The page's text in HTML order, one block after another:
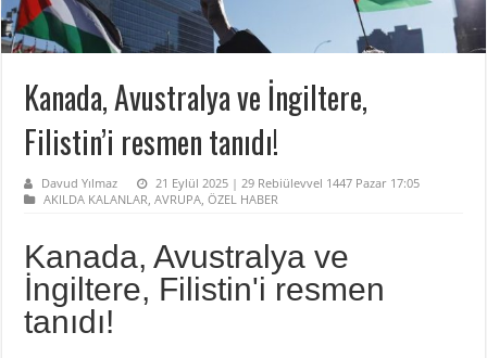
Kanada, Avustralya ve İngiltere,
Filistin’i resmen tanıdı!
Davud Yılmaz
21 Eylül 2025 | 29 Rebiülevvel 1447 Pazar 17:05
AKILDA KALANLAR,AVRUPA,ÖZEL HABER
Kanada, Avustralya ve
İngiltere, Filistin'i resmen
tanıdı!